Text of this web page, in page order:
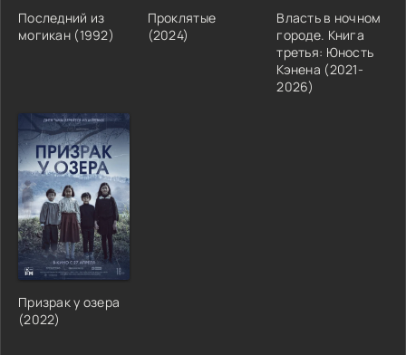
Последний из
могикан (1992)
Проклятые
(2024)
Власть в ночном
городе. Книга
третья: Юность
Кэнена (2021-
2026)
Призрак у озера
(2022)